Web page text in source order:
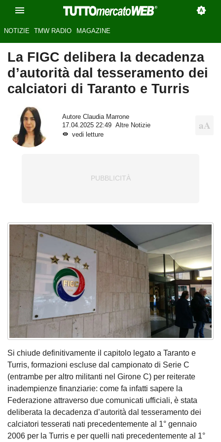
NOTIZIE TMW RADIO MAGAZINE
La FIGC delibera la decadenza
d’autorità dal tesseramento dei
calciatori di Taranto e Turris
Autore Claudia Marrone
17.04.2025 22:49
Altre Notizie
vedi letture
Si chiude definitivamente il capitolo legato a Taranto e
Turris, formazioni escluse dal campionato di Serie C
(entrambe per altro militanti nel Girone C) per reiterate
inadempienze finanziarie: come fa infatti sapere la
Federazione attraverso due comunicati ufficiali, è stata
deliberata la decadenza d’autorità dal tesseramento dei
calciatori tesserati nati precedentemente al 1° gennaio
2006 per la Turris e per quelli nati precedentemente al 1°